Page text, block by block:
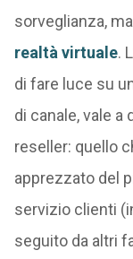
sorveglianza,
realtà virtuale.
di fare luce su
di canale, vale a
reseller: quello
apprezzato del
servizio clienti
seguito da altri